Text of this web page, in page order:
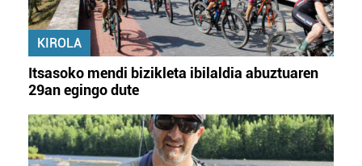
KIROLA
Itsasoko mendi bizikleta ibilaldia abuztuaren
29an egingo dute